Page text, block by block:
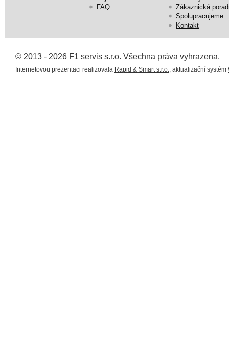
FAQ
Zákaznická
Spolupracujeme
Kontakt
© 2013 - 2026 F1 servis s.r.o. Všechna práva vyhrazena.
Internetovou prezentaci realizovala Rapid & Smart s.r.o. , aktualizační systém